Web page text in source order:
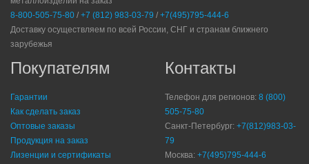
8-800-505-75-80 / +7 (812) 983-03-79 / +7(495)795-444-6
Доставку осуществляем по всей России, СНГ и странам ближнего
зарубежья
Покупателям
Гарантии
Как сделать заказ
Оптовые заказы
Продукция на заказ
Лизенции и сертификаты
Контакты
Телефон для регионов: 8 (800)
505-75-80
Санкт-Петербург: +7(812)983-03-
79
Москва: +7(495)795-444-6